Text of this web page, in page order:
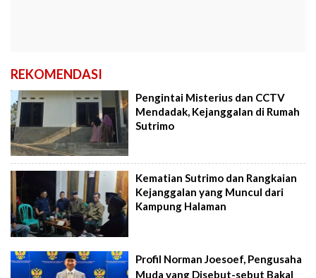
REKOMENDASI
Pengintai Misterius dan CCTV
Mendadak, Kejanggalan di Rumah
Sutrimo
Kematian Sutrimo dan Rangkaian
Kejanggalan yang Muncul dari
Kampung Halaman
Profil Norman Joesoef, Pengusaha
Muda yang Disebut-sebut Bakal